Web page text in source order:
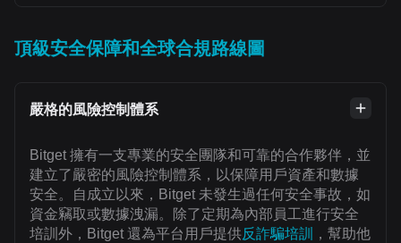
頂級安全保障和全球合規路線圖
嚴格的風險控制體系
Bitget 擁有一支專業的安全團隊和可靠的合作夥伴，並
建立了嚴密的風險控制體系，以保障用戶資產和數據
安全。自成立以來，Bitget 未發生過任何安全事故，如
資金竊取或數據洩漏。除了定期為內部員工進行安全
培訓外，Bitget 還為平台用戶提供反詐騙培訓
，幫助他